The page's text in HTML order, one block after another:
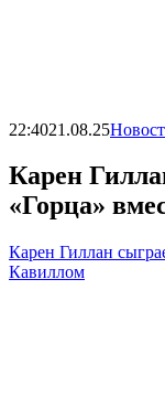
22:4021.08.25
Карен
«Горца»
Карен Гиллан
Кавиллом